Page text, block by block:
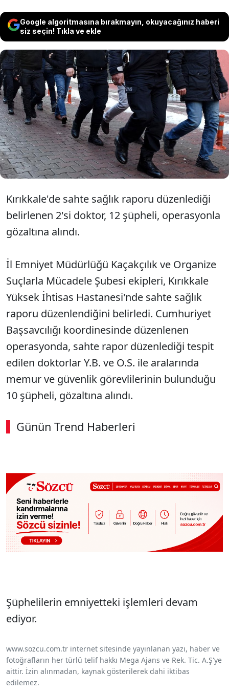
Google algoritmasına bırakmayın, okuyacağınız haberi
siz seçin! Tıkla ve ekle
Kırıkkale'de sahte sağlık raporu
düzenlenmesine ilişkin olarak ikisi
doktor 12 kişi gözaltına alındı.
Kırıkkale'de sahte sağlık raporu düzenlediği
belirlenen 2'si doktor, 12 şüpheli, operasyonla
gözaltına alındı.
İl Emniyet Müdürlüğü Kaçakçılık ve Organize
Suçlarla Mücadele Şubesi ekipleri, Kırıkkale
Yüksek İhtisas Hastanesi'nde sahte sağlık
raporu düzenlendiğini belirledi. Cumhuriyet
Başsavcılığı koordinesinde düzenlenen
operasyonda, sahte rapor düzenlediği tespit
edilen doktorlar Y.B. ve O.S. ile aralarında
memur ve güvenlik görevlilerinin bulunduğu
10 şüpheli, gözaltına alındı.
Günün Trend Haberleri
Şüphelilerin emniyetteki işlemleri devam
ediyor.
www.sozcu.com.tr internet sitesinde yayınlanan yazı, haber ve
fotoğrafların her türlü telif hakkı Mega Ajans ve Rek. Tic. A.Ş'ye
aittir. İzin alınmadan, kaynak gösterilerek dahi iktibas
edilemez.